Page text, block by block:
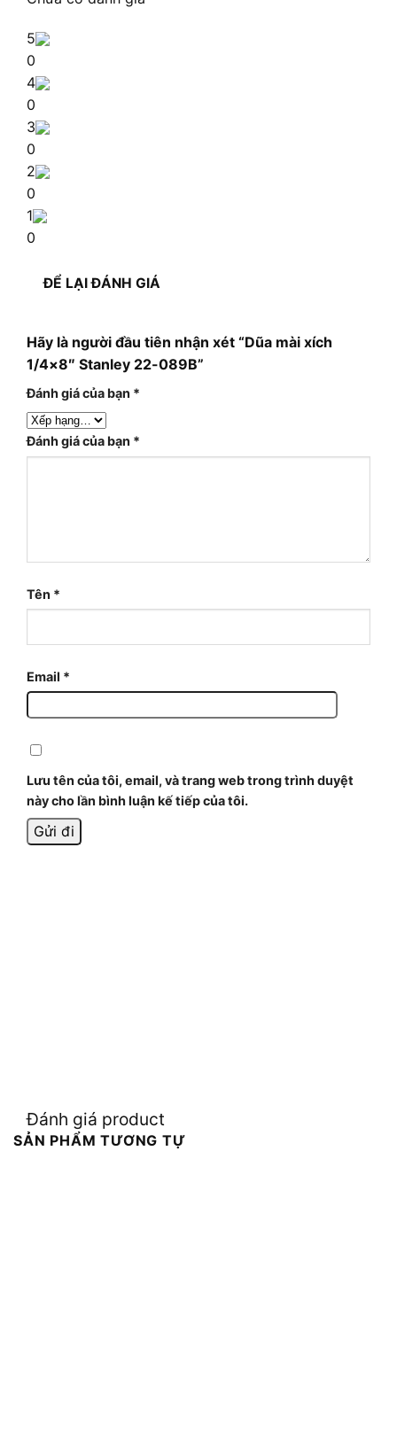
5
0
4
0
3
0
2
0
1
0
ĐỂ LẠI ĐÁNH GIÁ
Hãy là người đầu tiên nhận xét “Dũa mài xích
1/4×8″ Stanley 22-089B”
Đánh giá của bạn *
Đánh giá của bạn *
Tên *
Email *
Lưu tên của tôi, email, và trang web trong trình duyệt
này cho lần bình luận kế tiếp của tôi.
Đánh giá product
SẢN PHẨM TƯƠNG TỰ